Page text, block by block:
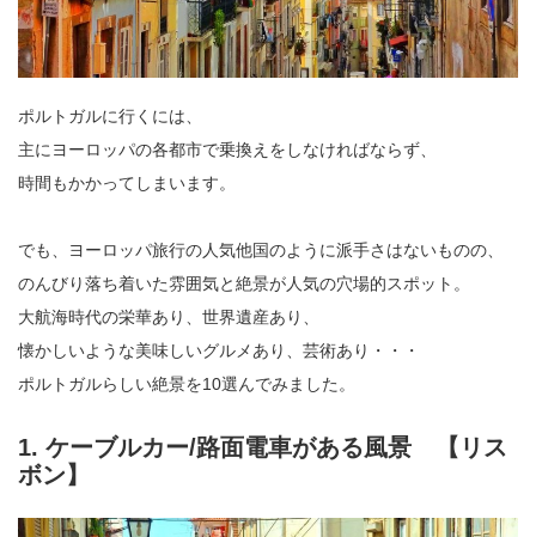
ポルトガルに行くには、
主にヨーロッパの各都市で乗換えをしなければならず、
時間もかかってしまいます。
でも、ヨーロッパ旅行の人気他国のように派手さはないものの、
のんびり落ち着いた雰囲気と絶景が人気の穴場的スポット。
大航海時代の栄華あり、世界遺産あり、
懐かしいような美味しいグルメあり、芸術あり・・・
ポルトガルらしい絶景を10選んでみました。
1. ケーブルカー/路面電車がある風景 【リス
ボン】